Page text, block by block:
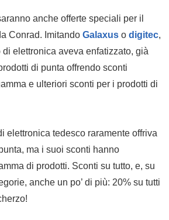
anche offerte speciali per il
Conrad. Imitando Galaxus o digitec,
elettronica aveva enfatizzato, già
di punta offrendo sconti
e ulteriori sconti per i prodotti di
elettronica tedesco raramente offriva
ma i suoi sconti hanno
di prodotti. Sconti su tutto, e, su
anche un po’ di più: 20% su tutti